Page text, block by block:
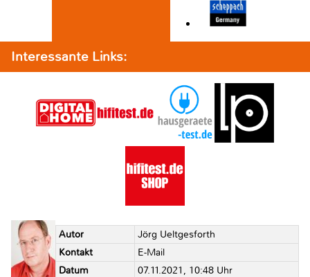
Interessante Links:
Autor
Jörg Ueltgesforth
Kontakt
E-Mail
Datum
07.11.2021, 10:48 Uhr